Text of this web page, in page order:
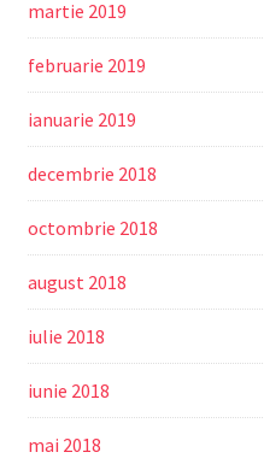
martie 2019
februarie 2019
ianuarie 2019
decembrie 2018
octombrie 2018
august 2018
iulie 2018
iunie 2018
mai 2018